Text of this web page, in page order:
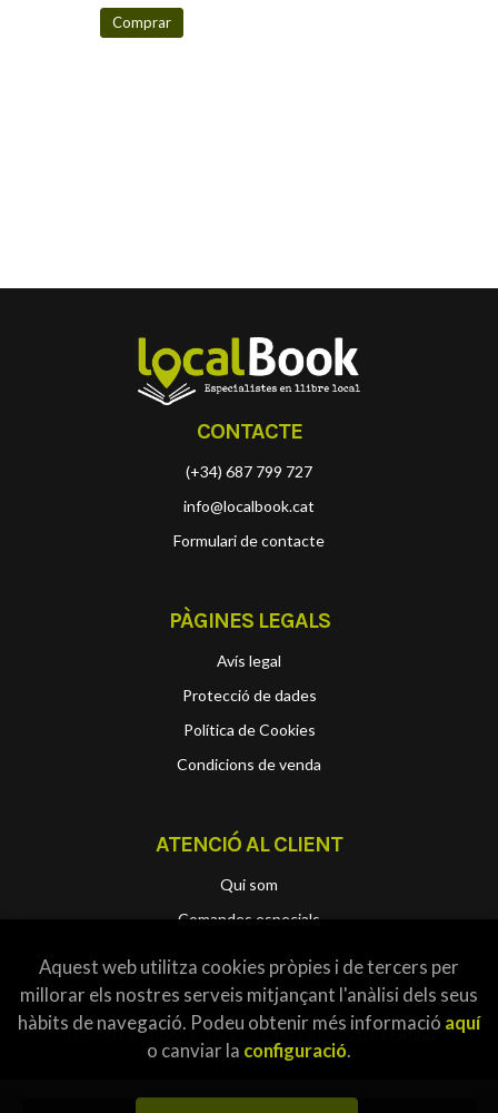
Comprar
CONTACTE
(+34) 687 799 727
info@localbook.cat
Formulari de contacte
PÀGINES LEGALS
Avís legal
Protecció de dades
Política de Cookies
Condicions de venda
ATENCIÓ AL CLIENT
Qui som
Comandes especials
2026 © Localbook . Tots els Drets Reservats | Grupo
Trevenque
Aquest web utilitza cookies pròpies i de tercers per
millorar els nostres serveis mitjançant l'anàlisi dels seus
hàbits de navegació. Podeu obtenir més informació aquí
o canviar la configuració.